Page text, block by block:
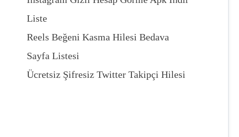
Liste
Reels Beğeni Kasma Hilesi Bedava
Sayfa Listesi
Ücretsiz Şifresiz Twitter Takipçi Hilesi